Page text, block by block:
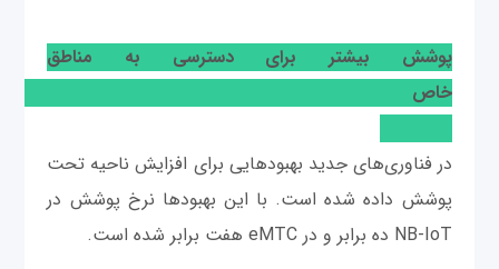
پوشش بیشتر برای دسترسی به مناطق
خاص
در فناوری‌های جدید بهبودهایی برای افزایش ناحیه تحت
پوشش داده شده است. با این بهبودها نرخ پوشش در
NB-IoT ده برابر و در eMTC هفت برابر شده است.